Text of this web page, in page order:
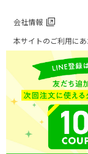
会社情報
本サイトのご利用にあ
個人情報保護方針
個人情報取扱について
特定商取引法に基づ
お問い合わせ
ニチレイフーズ公式ホ